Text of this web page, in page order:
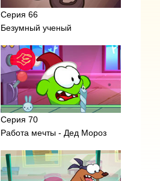
Серия 66
Безумный ученый
Серия 70
Работа мечты - Дед Мороз